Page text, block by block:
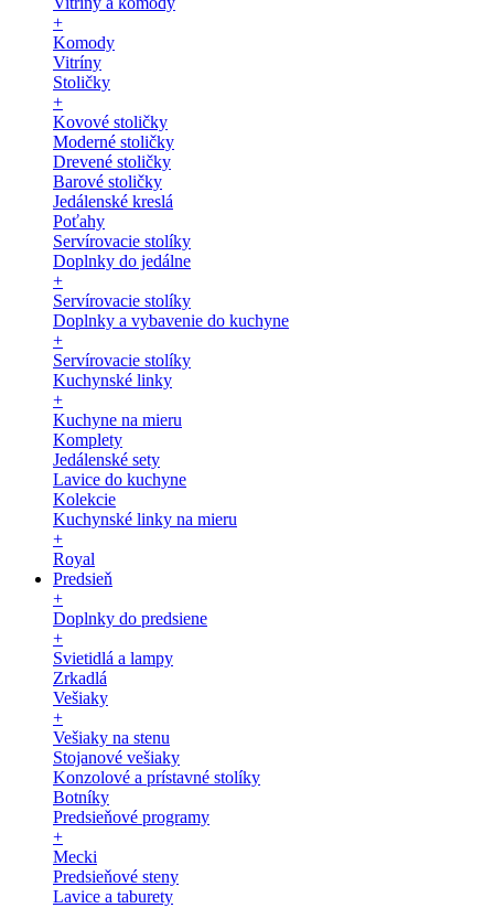
+
Komody
Vitríny
Stoličky
+
Kovové stoličky
Moderné stoličky
Drevené stoličky
Barové stoličky
Jedálenské kreslá
Poťahy
Servírovacie stolíky
Doplnky do jedálne
+
Servírovacie stolíky
Doplnky a vybavenie do kuchyne
+
Servírovacie stolíky
Kuchynské linky
+
Kuchyne na mieru
Komplety
Jedálenské sety
Lavice do kuchyne
Kolekcie
Kuchynské linky na mieru
+
Royal
Predsieň
+
Doplnky do predsiene
+
Svietidlá a lampy
Zrkadlá
Vešiaky
+
Vešiaky na stenu
Stojanové vešiaky
Konzolové a prístavné stolíky
Botníky
Predsieňové programy
+
Mecki
Predsieňové steny
Lavice a taburety